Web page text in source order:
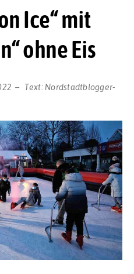
Ice“ mit
ohne Eis
Text: Nordstadtblogger-